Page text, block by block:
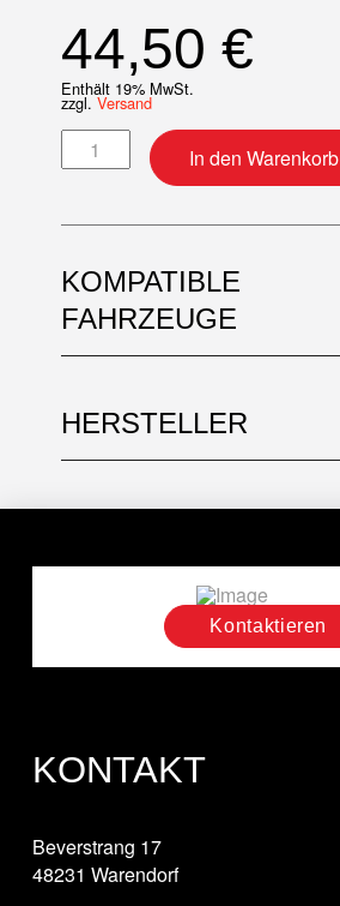
44,50 €
Enthält 19% MwSt.
zzgl. Versand
Motordichtsatz MengeIn den Warenkorb
KOMPATIBLE
FAHRZEUGE
HERSTELLER
Kontaktieren
KONTAKT
Beverstrang 17
48231 Warendorf